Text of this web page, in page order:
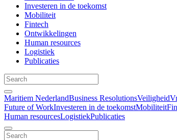
Investeren in de toekomst
Mobiliteit
Fintech
Ontwikkelingen
Human resources
Logistiek
Publicaties
Maritiem NederlandBusiness ResolutionsVeiligheid
Future of WorkInvesteren in de toekomstMobiliteit
Human resourcesLogistiekPublicaties